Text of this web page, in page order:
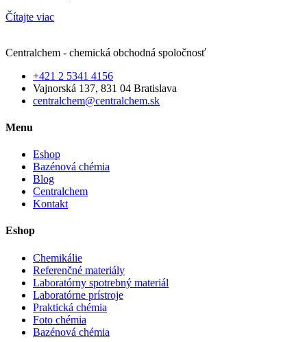
Čítajte viac
Centralchem - chemická obchodná spoločnosť
+421 2 5341 4156
Vajnorská 137, 831 04 Bratislava
centralchem@centralchem.sk
Menu
Eshop
Bazénová chémia
Blog
Centralchem
Kontakt
Eshop
Chemikálie
Referenčné materiály
Laboratórny spotrebný materiál
Laboratórne prístroje
Praktická chémia
Foto chémia
Bazénová chémia